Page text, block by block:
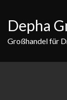
content
Depha
Großhandel für